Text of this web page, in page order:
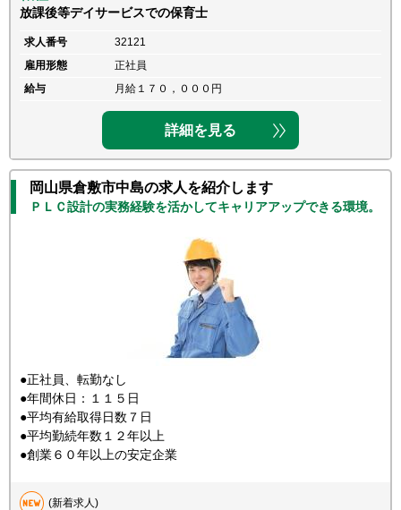
放課後等デイサービスでの保育士
求人番号
32121
雇用形態
正社員
給与
月給１７０，０００円
詳細を見る
岡山県倉敷市中島の求人を紹介します
ＰＬＣ設計の実務経験を活かしてキャリアアップできる環境。
●正社員、転勤なし
●年間休日：１１５日
●平均有給取得日数７日
●平均勤続年数１２年以上
●創業６０年以上の安定企業
(新着求人)